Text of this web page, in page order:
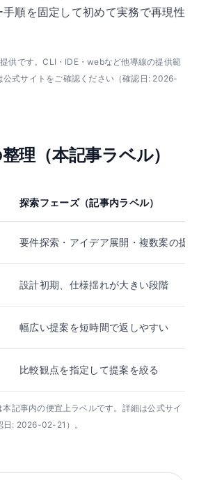
順を固定して初めて実務で再現性
供です。CLI・IDE・webなど他導線の提供範
公式サイトをご確認ください（確認日: 2026-
理（本記事ラベル）
探索フェーズ（記事内ラベル）
要件探索・アイデア展開・複数案の提示
設計初期、仕様揺れが大きい段階
幅広い提案を短時間で返しやすい
比較観点を指定して提案を絞る
記事内の便宜上ラベルです。詳細は公式サイ
日: 2026-02-21）。